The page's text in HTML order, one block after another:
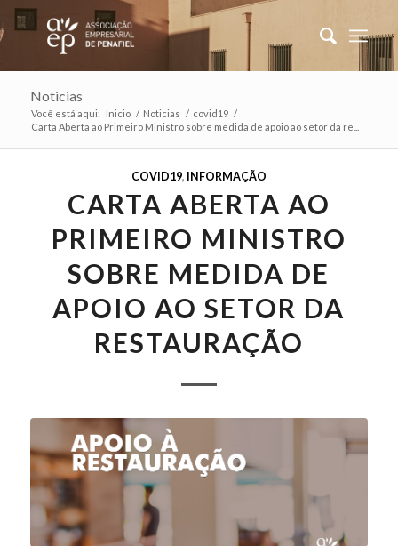
Noticias
Você está aqui: Inicio / Noticias / covid19 /
Carta Aberta ao Primeiro Ministro sobre medida de apoio ao setor da re...
COVID19, INFORMAÇÃO
CARTA ABERTA AO
PRIMEIRO MINISTRO
SOBRE MEDIDA DE
APOIO AO SETOR DA
RESTAURAÇÃO